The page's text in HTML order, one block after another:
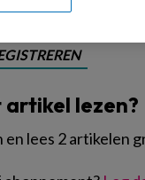
lezen?
lees 2 artikelen